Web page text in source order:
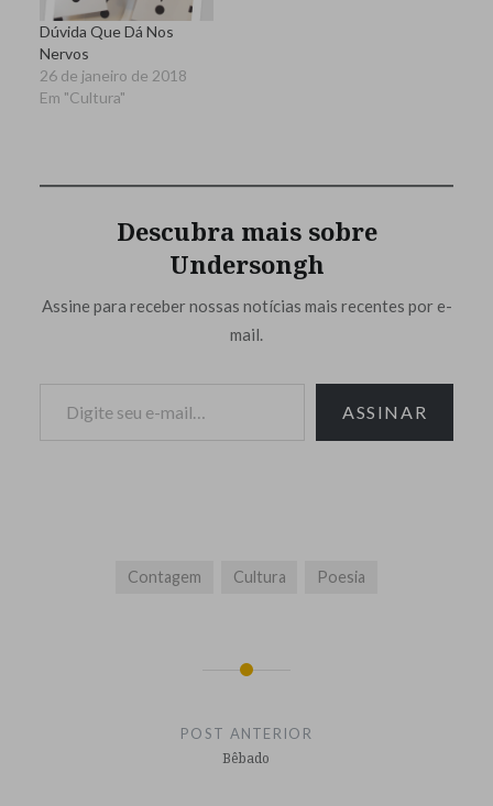
Dúvida Que Dá Nos
Nervos
26 de janeiro de 2018
Em "Cultura"
Descubra mais sobre
Undersongh
Assine para receber nossas notícias mais recentes por e-
mail.
ASSINAR
Contagem Cultura Poesia
POST ANTERIOR
Bêbado